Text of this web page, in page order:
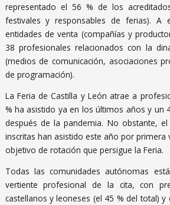
representado el 56 % de los
festivales y responsables de ferias). A
entidades de venta (compañías y
38 profesionales relacionados con la
(medios de comunicación, asociaciones
de programación).
La Feria de Castilla y León atrae a
% ha asistido ya en los últimos años y un
después de la pandemia. No obstante,
inscritas han asistido este año por primera
objetivo de rotación que persigue la Feria.
Todas las comunidades autónomas
vertiente profesional de la cita, con
castellanos y leoneses (el 45 % del total) y